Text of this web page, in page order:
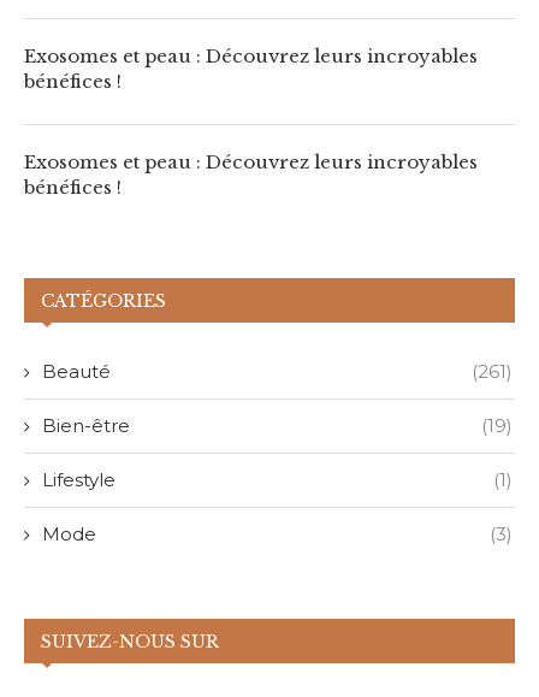
Exosomes et peau : Découvrez leurs incroyables
bénéfices !
Exosomes et peau : Découvrez leurs incroyables
bénéfices !
CATÉGORIES
Beauté (261)
Bien-être (19)
Lifestyle (1)
Mode (3)
SUIVEZ-NOUS SUR